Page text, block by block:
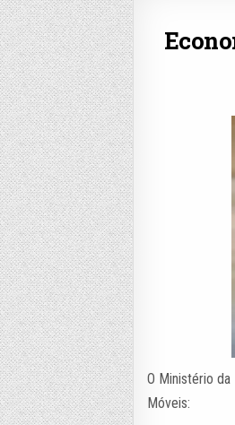
O Ministério
Móveis: